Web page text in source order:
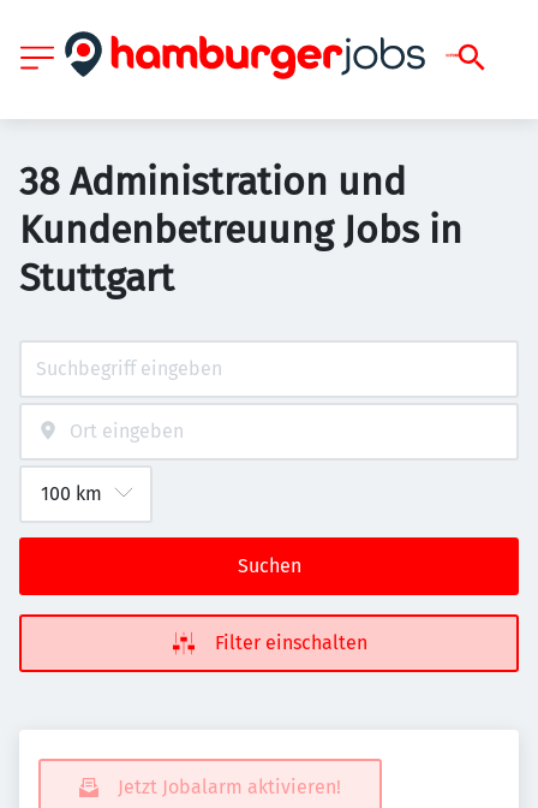
38 Administration und
Kundenbetreuung Jobs in
Stuttgart
Suchen
Filter einschalten
Jetzt Jobalarm aktivieren!